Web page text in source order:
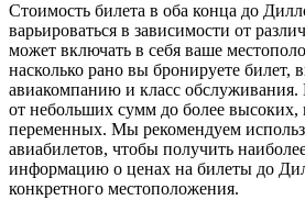
Стоимость билета в оба конца до
варьироваться в зависимости от
может включать в себя ваше
насколько рано вы бронируете билет,
авиакомпанию и класс обслуживания.
от небольших сумм до более высоких,
переменных. Мы рекомендуем
авиабилетов, чтобы получить
информацию о ценах на билеты до
конкретного местоположения.